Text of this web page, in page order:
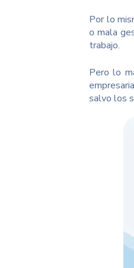
Por lo
o mala
trabajo.
Pero lo
salvo los